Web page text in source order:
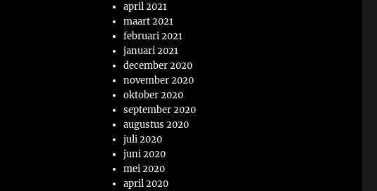
april 2021
maart 2021
februari 2021
januari 2021
december 2020
november 2020
oktober 2020
september 2020
augustus 2020
juli 2020
juni 2020
mei 2020
april 2020